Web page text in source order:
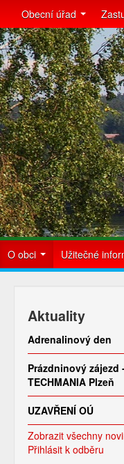
Obecní úřad
O obci Užitečné
Aktuality
Adrenalinový den
Prázdninový zájezd
TECHMANIA Plzeň
UZAVŘENÍ OÚ
Zobrazit všechny
Přihlásit k odběru